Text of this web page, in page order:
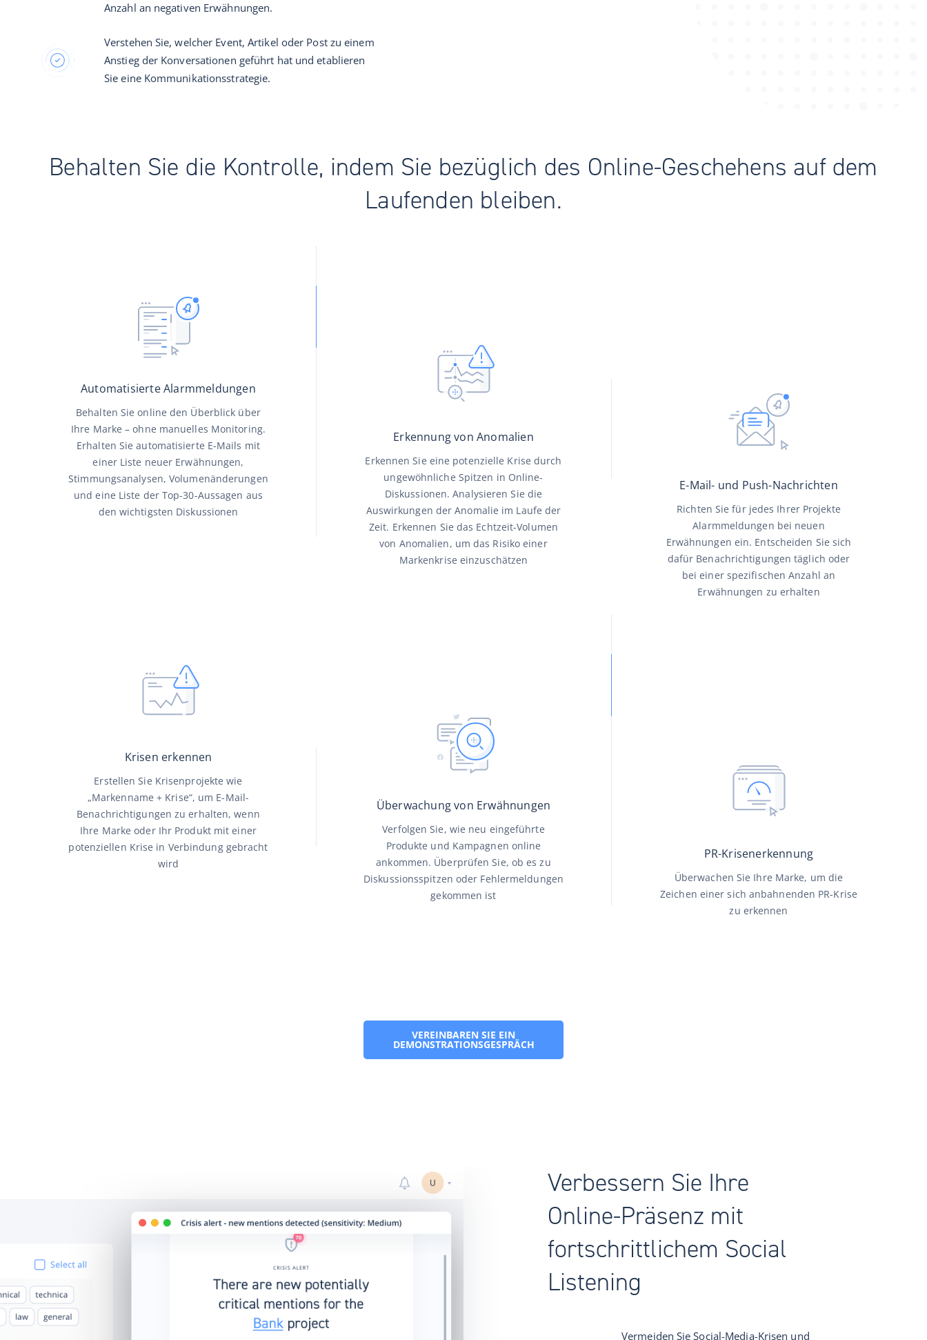
Anzahl an negativen Erwähnungen.
Verstehen Sie, welcher Event, Artikel oder Post zu einem
Anstieg der Konversationen geführt hat und etablieren
Sie eine Kommunikationsstrategie.
Behalten Sie die Kontrolle, indem Sie bezüglich des Online-Geschehens auf dem
Laufenden bleiben.
Automatisierte Alarmmeldungen
Behalten Sie online den Überblick über
Ihre Marke – ohne manuelles Monitoring.
Erhalten Sie automatisierte E-Mails mit
einer Liste neuer Erwähnungen,
Stimmungsanalysen, Volumenänderungen
und eine Liste der Top-30-Aussagen aus
den wichtigsten Diskussionen
Erkennung von Anomalien
Erkennen Sie eine potenzielle Krise durch
ungewöhnliche Spitzen in Online-
Diskussionen. Analysieren Sie die
Auswirkungen der Anomalie im Laufe der
Zeit. Erkennen Sie das Echtzeit-Volumen
von Anomalien, um das Risiko einer
Markenkrise einzuschätzen
E-Mail- und Push-Nachrichten
Richten Sie für jedes Ihrer Projekte
Alarmmeldungen bei neuen
Erwähnungen ein. Entscheiden Sie sich
dafür Benachrichtigungen täglich oder
bei einer spezifischen Anzahl an
Erwähnungen zu erhalten
Krisen erkennen
Erstellen Sie Krisenprojekte wie
„Markenname + Krise“, um E-Mail-
Benachrichtigungen zu erhalten, wenn
Ihre Marke oder Ihr Produkt mit einer
potenziellen Krise in Verbindung gebracht
wird
Überwachung von Erwähnungen
Verfolgen Sie, wie neu eingeführte
Produkte und Kampagnen online
ankommen. Überprüfen Sie, ob es zu
Diskussionsspitzen oder Fehlermeldungen
gekommen ist
PR-Krisenerkennung
Überwachen Sie Ihre Marke, um die
Zeichen einer sich anbahnenden PR-Krise
zu erkennen
VEREINBAREN SIE EIN
DEMONSTRATIONSGESPRÄCH
Verbessern Sie Ihre
Online-Präsenz mit
fortschrittlichem Social
Listening
Vermeiden Sie Social-Media-Krisen und